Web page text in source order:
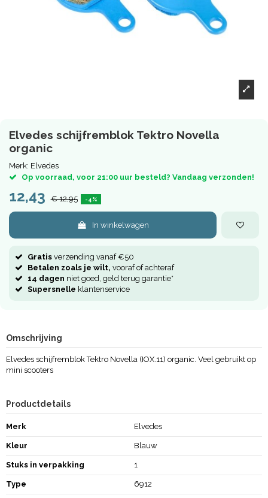
Elvedes schijfremblok Tektro Novella
organic
Merk: Elvedes
Op voorraad, voor 21:00 uur besteld? Vandaag verzonden!
12,43 € 12,95 -4%
In winkelwagen
Gratis verzending vanaf €50
Betalen zoals je wilt, vooraf of achteraf
14 dagen niet goed, geld terug garantie*
Supersnelle klantenservice
Omschrijving
Elvedes schijfremblok Tektro Novella (IOX.11) organic. Veel gebruikt op
mini scooters
Productdetails
Merk Elvedes
Kleur Blauw
Stuks in verpakking 1
Type 6912